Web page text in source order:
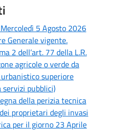
5 Agosto 2026
Generale vigente.
2 dell’art. 77 della L.R.
agricole o verde da
superiore
servizi pubblici)
della perizia tecnica
proprietari degli invasi
per il giorno 23 Aprile